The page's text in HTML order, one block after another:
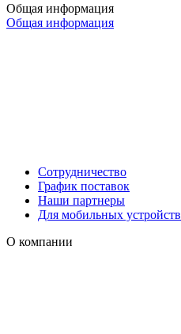
Общая информация
Общая информация
Сотрудничество
График поставок
Наши партнеры
Для мобильных устройств
О компании